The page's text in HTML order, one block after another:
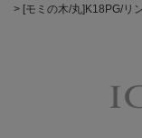
> [モミの木/丸]K18PG/リ